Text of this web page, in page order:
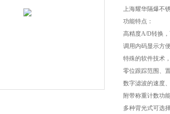
上海耀华隔爆不
功能特点：
高精度A/D转换，
调用内码显示方
特殊的软件技术
零位跟踪范围、
数字滤波的速度
附带称重计数功
多种背光式可选择